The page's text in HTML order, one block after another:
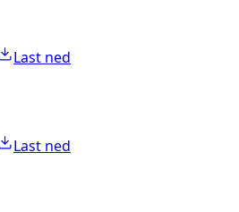
Last ned
Last ned